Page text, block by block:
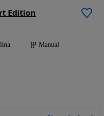
Edition
Manual